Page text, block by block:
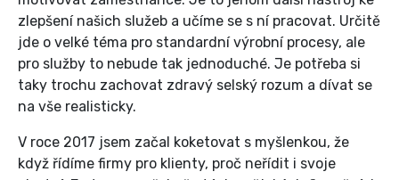
zlepšení našich služeb a učíme se s ní pracovat. Určitě
jde o velké téma pro standardní výrobní procesy, ale
pro služby to nebude tak jednoduché. Je potřeba si
taky trochu zachovat zdravý selský rozum a dívat se
na vše realisticky.
V roce 2017 jsem začal koketovat s myšlenkou, že
když řídíme firmy pro klienty, proč neřídit i svoje